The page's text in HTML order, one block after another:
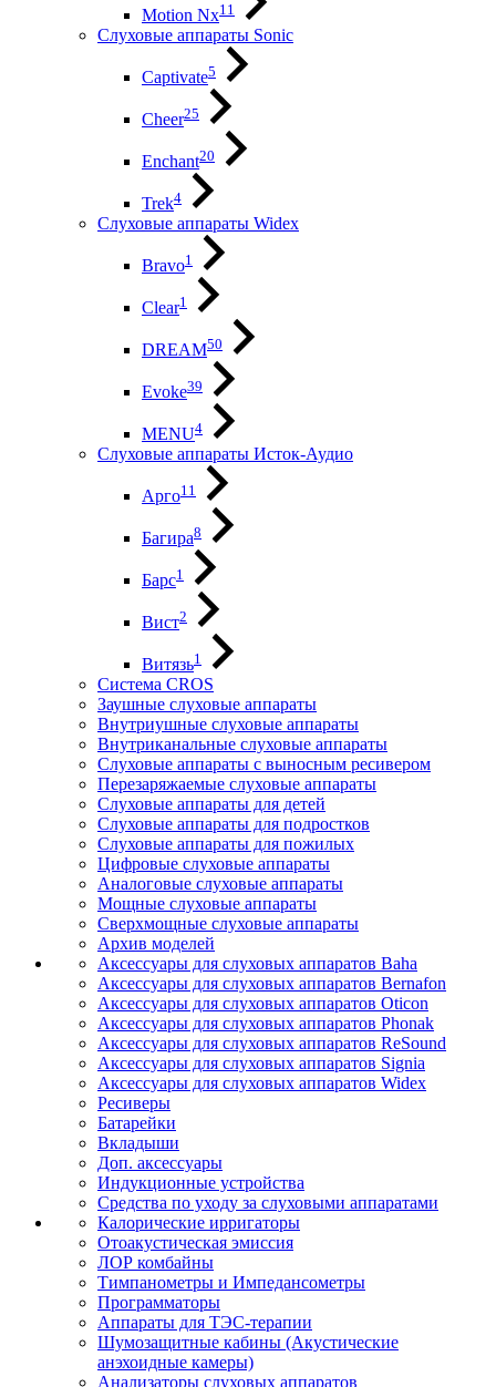
Motion Nx11
Слуховые аппараты Sonic
Captivate5
Cheer25
Enchant20
Trek4
Слуховые аппараты Widex
Bravo1
Clear1
DREAM50
Evoke39
MENU4
Слуховые аппараты Исток-Аудио
Арго11
Багира8
Барс1
Вист2
Витязь1
Система CROS
Заушные слуховые аппараты
Внутриушные слуховые аппараты
Внутриканальные слуховые аппараты
Слуховые аппараты с выносным ресивером
Перезаряжаемые слуховые аппараты
Слуховые аппараты для детей
Слуховые аппараты для подростков
Слуховые аппараты для пожилых
Цифровые слуховые аппараты
Аналоговые слуховые аппараты
Мощные слуховые аппараты
Сверхмощные слуховые аппараты
Архив моделей
Аксессуары для слуховых аппаратов Baha
Аксессуары для слуховых аппаратов Bernafon
Аксессуары для слуховых аппаратов Oticon
Аксессуары для слуховых аппаратов Phonak
Аксессуары для слуховых аппаратов ReSound
Аксессуары для слуховых аппаратов Signia
Аксессуары для слуховых аппаратов Widex
Ресиверы
Батарейки
Вкладыши
Доп. аксессуары
Индукционные устройства
Средства по уходу за слуховыми аппаратами
Калорические ирригаторы
Отоакустическая эмиссия
ЛОР комбайны
Тимпанометры и Импедансометры
Программаторы
Аппараты для ТЭС-терапии
Шумозащитные кабины (Акустические
анэхоидные камеры)
Анализаторы слуховых аппаратов